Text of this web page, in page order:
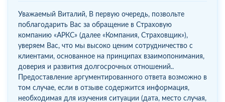
Уважаемый Виталий, В первую очередь, позвольте
поблагодарить Вас за обращение в Страховую
компанию «АРКС» (далее «Компания, Страховщик»),
уверяем Вас, что мы высоко ценим сотрудничество с
клиентами, основанное на принципах взаимопонимания,
доверия и развития долгосрочных отношений..
Предоставление аргументированного ответа возможно в
том случае, если в отзыве содержится информация,
необходимая для изучения ситуации (дата, место случая,